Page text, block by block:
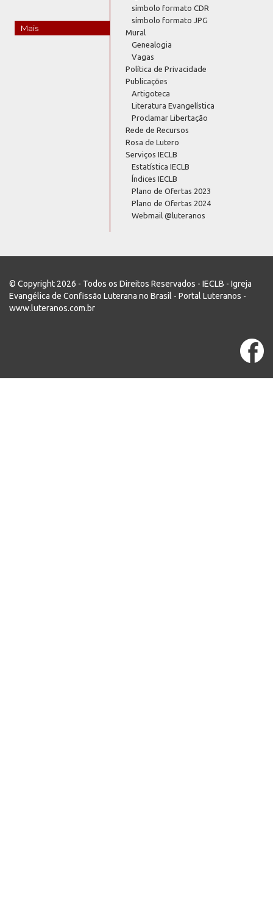
Mais
símbolo formato CDR
símbolo formato JPG
Mural
Genealogia
Vagas
Política de Privacidade
Publicações
Artigoteca
Literatura Evangelística
Proclamar Libertação
Rede de Recursos
Rosa de Lutero
Serviços IECLB
Estatística IECLB
Índices IECLB
Plano de Ofertas 2023
Plano de Ofertas 2024
Webmail @luteranos
© Copyright 2026 - Todos os Direitos Reservados - IECLB - Igreja
Evangélica de Confissão Luterana no Brasil - Portal Luteranos -
www.luteranos.com.br